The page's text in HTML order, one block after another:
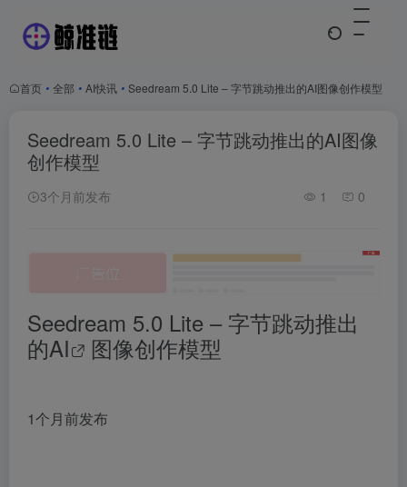
首页 • 全部 • AI快讯 • Seedream 5.0 Lite – 字节跳动推出的AI图像创作模型
Seedream 5.0 Lite – 字节跳动推出的AI图像
创作模型
3个月前发布 1 0
Seedream 5.0 Lite – 字节跳动推出
的AI 图像创作模型
1个月前发布